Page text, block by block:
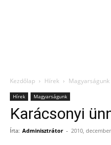
Kezdőlap Hírek Magyarságunk
Hírek Magyarságunk
Karácsonyi
Írta: Adminisztrátor - 2010,